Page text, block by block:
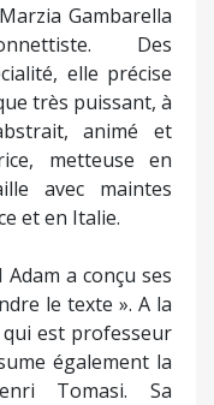
est professeur
également la
Tomasi. Sa
Don Cherottu,
de liberté »
son
spécialiste en la
de soutenir les
est l’œuvre de
sensible et